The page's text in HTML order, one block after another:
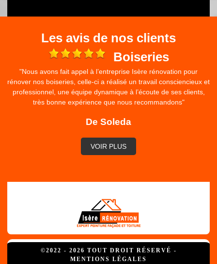
Les avis de nos clients
Boiseries
"Nous avons fait appel à l’entreprise Isère rénovation pour
rénover nos boiseries, celle-ci a réalisé un travail consciencieux et
professionnel, une équipe dynamique à l’écoute de ses clients,
très bonne expérience que nous recommandons"
De Soleda
VOIR PLUS
©2022 - 2026 TOUT DROIT RÉSERVÉ -
MENTIONS LÉGALES